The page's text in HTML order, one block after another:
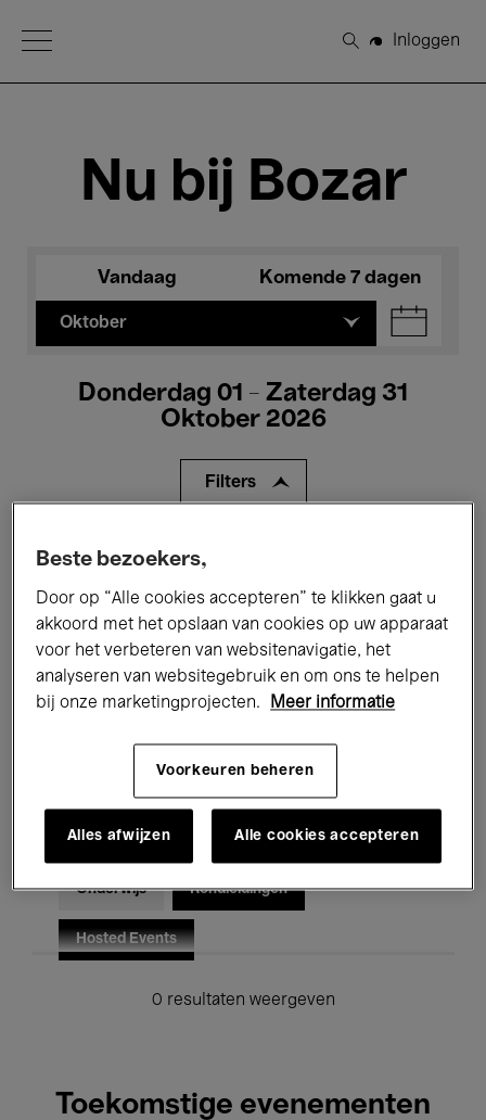
Open Menu
Zoeken
Inloggen
Nu bij Bozar
Vandaag Komende 7 dagen
Oktober
Donderdag 01 - Zaterdag 31
Oktober 2026
Filters
Alle evenementen
Tentoonstellingen Films
Performances Lezingen & Debatten
Jazz Klassieke Muziek Global Music
Voor iedereen Kids’ Palace
Onderwijs Rondleidingen
Hosted Events
0 resultaten weergeven
Toekomstige evenementen
Beste bezoekers,
Door op “Alle cookies accepteren” te klikken gaat u
akkoord met het opslaan van cookies op uw apparaat
voor het verbeteren van websitenavigatie, het
analyseren van websitegebruik en om ons te helpen
bij onze marketingprojecten.
Meer informatie
Voorkeuren beheren
Alles afwijzen Alle cookies accepteren